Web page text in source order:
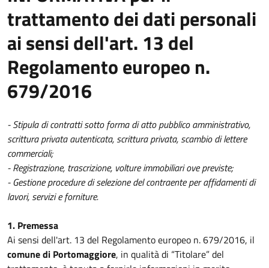
trattamento dei dati personali
ai sensi dell'art. 13 del
Regolamento europeo n.
679/2016
- Stipula di contratti sotto forma di atto pubblico amministrativo,
scrittura privata autenticata, scrittura privata, scambio di lettere
commerciali;
- Registrazione, trascrizione, volture immobiliari ove previste;
- Gestione procedure di selezione del contraente per affidamenti di
lavori, servizi e forniture.
1. Premessa
Ai sensi dell'art. 13 del Regolamento europeo n. 679/2016, il
comune di Portomaggiore, in qualità di “Titolare” del